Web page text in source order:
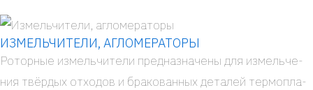
ИЗМЕЛЬЧИТЕЛИ, АГЛОМЕРАТОРЫ
Ротор­ные измель­чи­те­ли пред­на­зна­че­ны для измель­че­
ния твёр­дых отхо­дов и бра­ко­ван­ных дета­лей тер­мо­пла­